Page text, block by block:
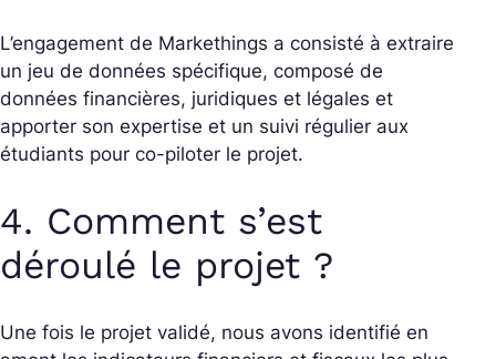
L’engagement de Markethings a consisté à extraire
un jeu de données spécifique, composé de
données financières, juridiques et légales et
apporter son expertise et un suivi régulier aux
étudiants pour co-piloter le projet.
4. Comment s’est
déroulé le projet ?
Une fois le projet validé, nous avons identifié en